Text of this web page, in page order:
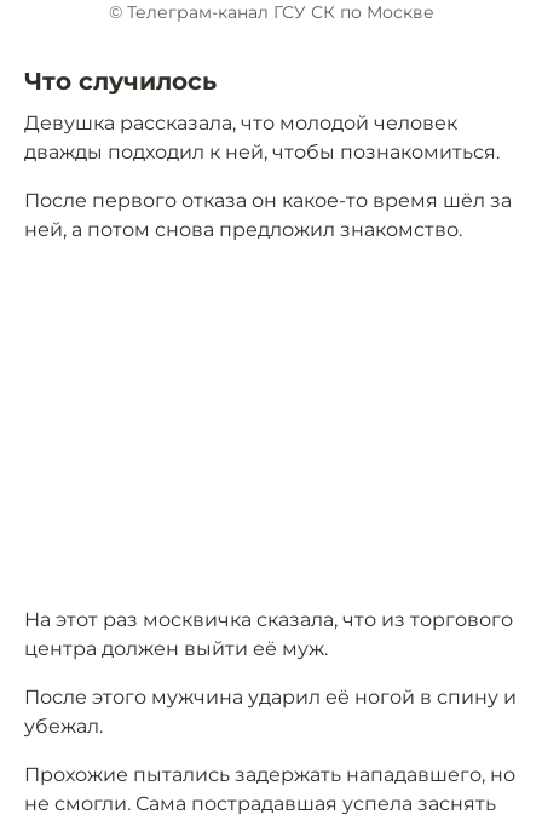
© Телеграм-канал ГСУ СК по Москве
Что случилось
Девушка рассказала, что молодой человек
дважды подходил к ней, чтобы познакомиться.
После первого отказа он какое-то время шёл за
ней, а потом снова предложил знакомство.
На этот раз москвичка сказала, что из торгового
центра должен выйти её муж.
После этого мужчина ударил её ногой в спину и
убежал.
Прохожие пытались задержать нападавшего, но
не смогли. Сама пострадавшая успела заснять